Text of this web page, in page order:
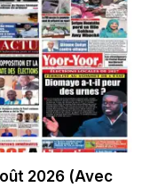
2026 (Avec